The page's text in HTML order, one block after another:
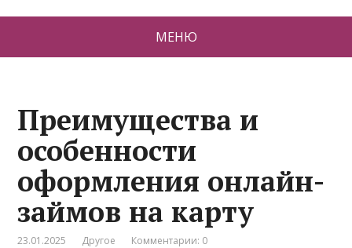
МЕНЮ
Преимущества и
особенности
оформления онлайн-
займов на карту
23.01.2025 Другое Комментарии: 0